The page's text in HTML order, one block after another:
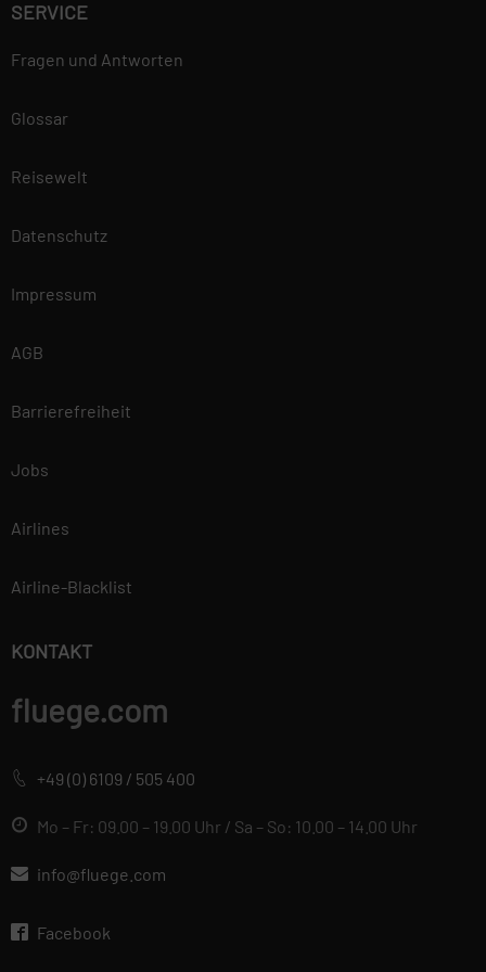
SERVICE
Fragen und Antworten
Glossar
Reisewelt
Datenschutz
Impressum
AGB
Barrierefreiheit
Jobs
Airlines
Airline-Blacklist
KONTAKT
fluege.com
+49 (0) 6109 / 505 400
Mo – Fr: 09.00 – 19.00 Uhr / Sa – So: 10.00 – 14.00 Uhr
info@fluege.com
Facebook